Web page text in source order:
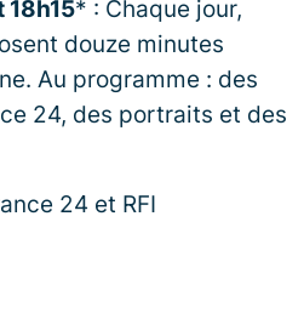
18h15* : Chaque jour,
douze minutes
Au programme : des
24, des portraits et des
24 et RFI